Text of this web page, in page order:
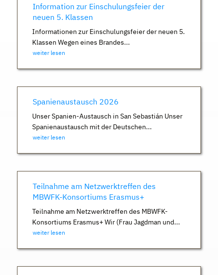
Information zur Einschulungsfeier der
neuen 5. Klassen
Informationen zur Einschulungsfeier der neuen 5.
Klassen Wegen eines Brandes...
weiter lesen
Spanienaustausch 2026
Unser Spanien-Austausch in San Sebastián Unser
Spanienaustausch mit der Deutschen...
weiter lesen
Teilnahme am Netzwerktreffen des
MBWFK-Konsortiums Erasmus+
Teilnahme am Netzwerktreffen des MBWFK-
Konsortiums Erasmus+ Wir (Frau Jagdman und...
weiter lesen